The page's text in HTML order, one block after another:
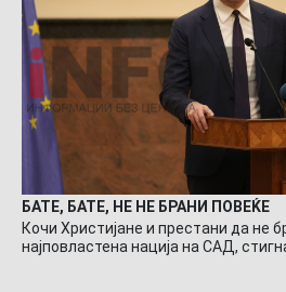
БАТЕ, БАТЕ, НЕ НЕ БРАНИ ПОВЕЌЕ
Кочи Христијане и престани да не
најповластена нација на САД,